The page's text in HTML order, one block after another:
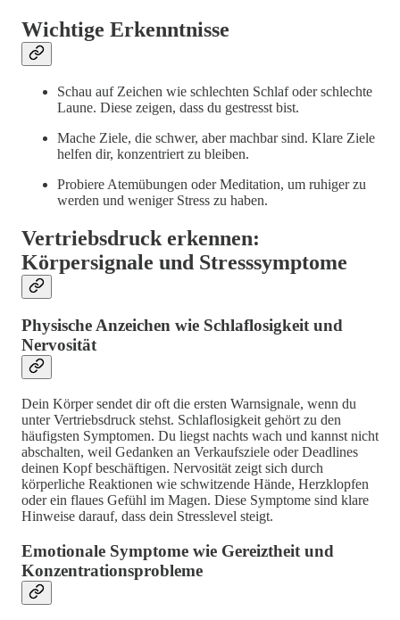
Wichtige Erkenntnisse
Schau auf Zeichen wie schlechten Schlaf oder schlechte
Laune. Diese zeigen, dass du gestresst bist.
Mache Ziele, die schwer, aber machbar sind. Klare Ziele
helfen dir, konzentriert zu bleiben.
Probiere Atemübungen oder Meditation, um ruhiger zu
werden und weniger Stress zu haben.
Vertriebsdruck erkennen:
Körpersignale und Stresssymptome
Physische Anzeichen wie Schlaflosigkeit und
Nervosität
Dein Körper sendet dir oft die ersten Warnsignale, wenn du
unter Vertriebsdruck stehst. Schlaflosigkeit gehört zu den
häufigsten Symptomen. Du liegst nachts wach und kannst nicht
abschalten, weil Gedanken an Verkaufsziele oder Deadlines
deinen Kopf beschäftigen. Nervosität zeigt sich durch
körperliche Reaktionen wie schwitzende Hände, Herzklopfen
oder ein flaues Gefühl im Magen. Diese Symptome sind klare
Hinweise darauf, dass dein Stresslevel steigt.
Emotionale Symptome wie Gereiztheit und
Konzentrationsprobleme